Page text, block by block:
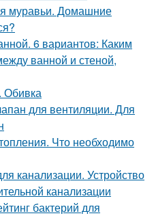
муравьи. Домашние
6 вариантов: Каким
ванной и стеной,
Обивка
для вентиляции. Для
Что необходимо
канализации. Устройство
канализации
бактерий для